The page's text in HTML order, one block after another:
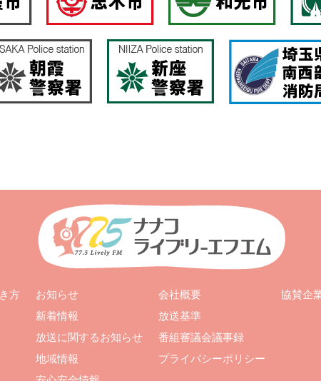
方
お知らせ
新着情報
放送に関するお知らせ
地域情報
会社概要
放送基準
番組審議会議事録
プライバシーポリシー
協賛企